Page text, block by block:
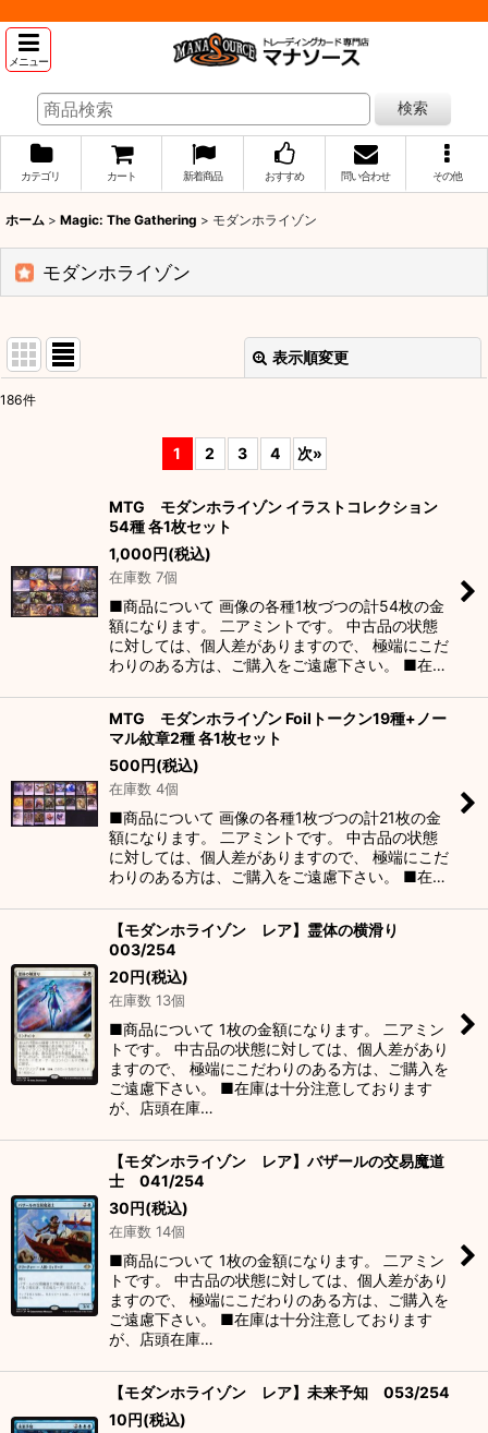
メニュー
検索
カテゴリ カート 新着商品 おすすめ 問い合わせ その他
ホーム > Magic: The Gathering > モダンホライゾン
モダンホライゾン
表示順変更
絞り込む
186件
1 2 3 4 次»
MTG モダンホライゾン イラストコレクション
54種 各1枚セット
1,000円(税込)
在庫数 7個
■商品について 画像の各種1枚づつの計54枚の金
額になります。 二アミントです。 中古品の状態
に対しては、個人差がありますので、 極端にこだ
わりのある方は、ご購入をご遠慮下さい。 ■在…
MTG モダンホライゾン Foilトークン19種+ノー
マル紋章2種 各1枚セット
500円(税込)
在庫数 4個
■商品について 画像の各種1枚づつの計21枚の金
額になります。 二アミントです。 中古品の状態
に対しては、個人差がありますので、 極端にこだ
わりのある方は、ご購入をご遠慮下さい。 ■在…
【モダンホライゾン レア】霊体の横滑り
003/254
20円(税込)
在庫数 13個
■商品について 1枚の金額になります。 二アミン
トです。 中古品の状態に対しては、個人差があり
ますので、 極端にこだわりのある方は、ご購入を
ご遠慮下さい。 ■在庫は十分注意しております
が、店頭在庫…
【モダンホライゾン レア】バザールの交易魔道
士 041/254
30円(税込)
在庫数 14個
■商品について 1枚の金額になります。 二アミン
トです。 中古品の状態に対しては、個人差があり
ますので、 極端にこだわりのある方は、ご購入を
ご遠慮下さい。 ■在庫は十分注意しております
が、店頭在庫…
【モダンホライゾン レア】未来予知 053/254
10円(税込)